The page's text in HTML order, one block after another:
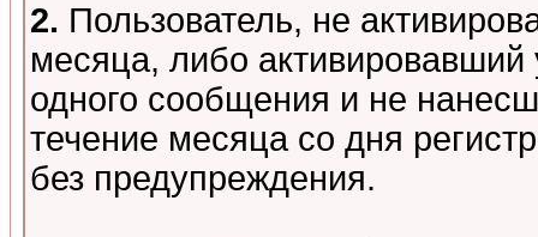
2. Пользователь, не
месяца, либо
одного сообщения и не
течение месяца со дня
без предупреждения.